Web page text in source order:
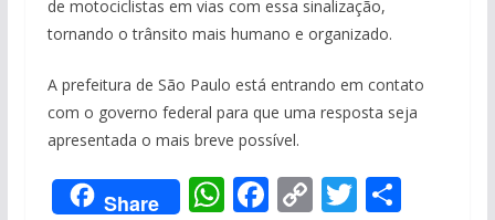
de motociclistas em vias com essa sinalização,
tornando o trânsito mais humano e organizado.
A prefeitura de São Paulo está entrando em contato
com o governo federal para que uma resposta seja
apresentada o mais breve possível.
Share W F C T S